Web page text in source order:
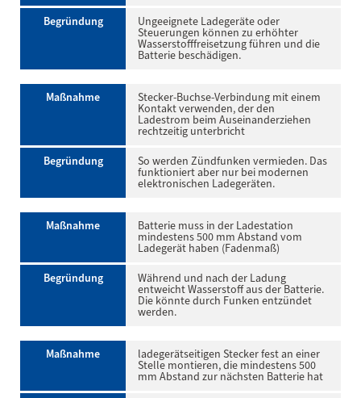
Begründung
Ungeeignete Ladegeräte oder
Steuerungen können zu erhöhter
Wasserstofffreisetzung führen und die
Batterie beschädigen.
Maßnahme Stecker-Buchse-Verbindung mit einem
Kontakt verwenden, der den
Ladestrom beim Auseinanderziehen
rechtzeitig unterbricht
Begründung
So werden Zündfunken vermieden. Das
funktioniert aber nur bei modernen
elektronischen Ladegeräten.
Maßnahme Batterie muss in der Ladestation
mindestens 500 mm Abstand vom
Ladegerät haben (Fadenmaß)
Begründung
Während und nach der Ladung
entweicht Wasserstoff aus der Batterie.
Die könnte durch Funken entzündet
werden.
Maßnahme ladegerätseitigen Stecker fest an einer
Stelle montieren, die mindestens 500
mm Abstand zur nächsten Batterie hat